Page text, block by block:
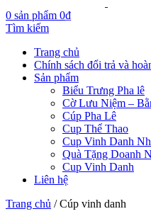
0 sản phẩm 0₫
Tìm kiếm
Trang chủ
Chính sách đổi trả và
Sản phẩm
Biểu Trưng Pha lê
Cờ Lưu Niệm –
Cúp Pha Lê
Cup Thể Thao
Cup Vinh Danh
Quà Tặng Doanh
Cup Vinh Danh
Liên hệ
Trang chủ /Cúp vinh danh